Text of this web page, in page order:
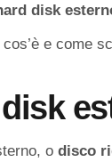
disk
e come
o disco